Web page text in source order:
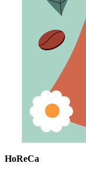
HoReCa